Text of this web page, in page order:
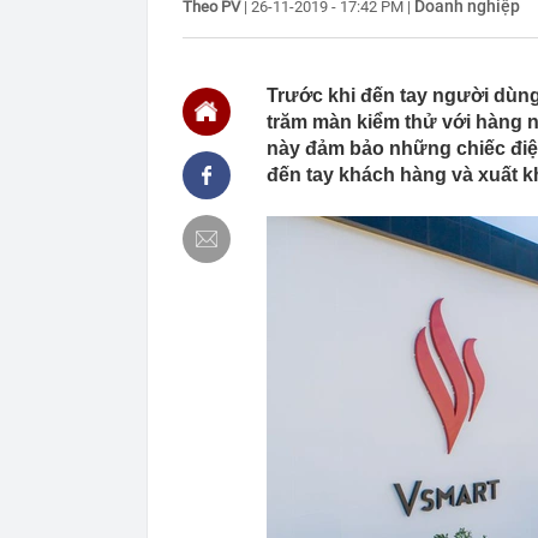
Georgina:
cực
09:53
Mỹ vừa có
thông lệ hàng
09:52
Ra lệnh bắt
09:50
Kho bạc theo
09:50
Chủ đầu tư
Vì sao nhiều
Mỗi lần kéo
09:48
Diễn viên
giờ được đề
09:47
Tiến sĩ Việt
AI", từng là
Công an
chuyển khoản
Theo PV| 26-11-2019 - 17:42 PM | Doanh nghiệp
Trước khi đến tay người
trăm màn kiểm thử với hàng
này đảm bảo những chiếc
đến tay khách hàng và xuất